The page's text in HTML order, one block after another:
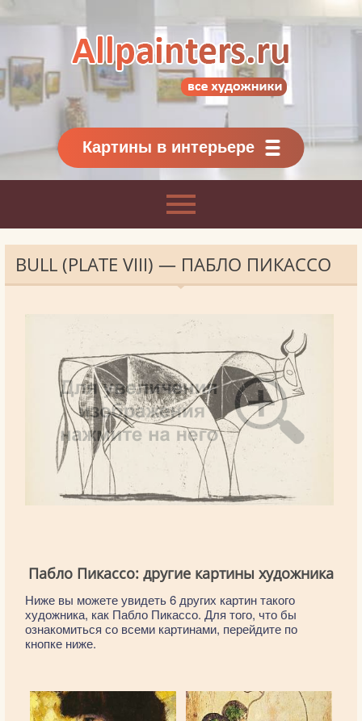
Картины классиков
и современников
Картины в интерьере
BULL (PLATE VIII) — ПАБЛО ПИКАССО
Пабло Пикассо: другие картины художника
Ниже вы можете увидеть 6 других картин такого
художника, как Пабло Пикассо. Для того, что бы
ознакомиться со всеми картинами, перейдите по
кнопке ниже.